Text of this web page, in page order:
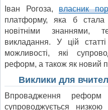
Іван Рогоза,власник
платформу, яка б стала
новітніми знаннями,
викладання. У цій
можливості, які
реформ, а також як новий
Виклики для
Впровадження
супроводжується